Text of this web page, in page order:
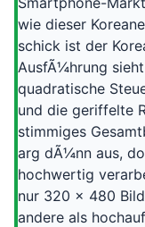
wie dieser
schick ist der
AusfÃ¼hrung
quadratische
und die geriffelte
stimmiges
arg dÃ¼nn aus,
hochwertig
nur 320 x 480
andere als